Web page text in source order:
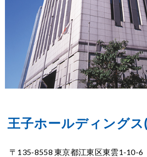
王子ホールディングス
〒135-8558 東京都江東区東雲1-10-6